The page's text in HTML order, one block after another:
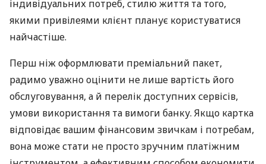
індивідуальних потреб, стилю життя та того,
якими привілеями клієнт планує користуватися
найчастіше.
Перш ніж оформлювати преміальний пакет,
радимо уважно оцінити не лише вартість його
обслуговування, а й перелік доступних сервісів,
умови використання та вимоги банку. Якщо картка
відповідає вашим фінансовим звичкам і потребам,
вона може стати не просто зручним платіжним